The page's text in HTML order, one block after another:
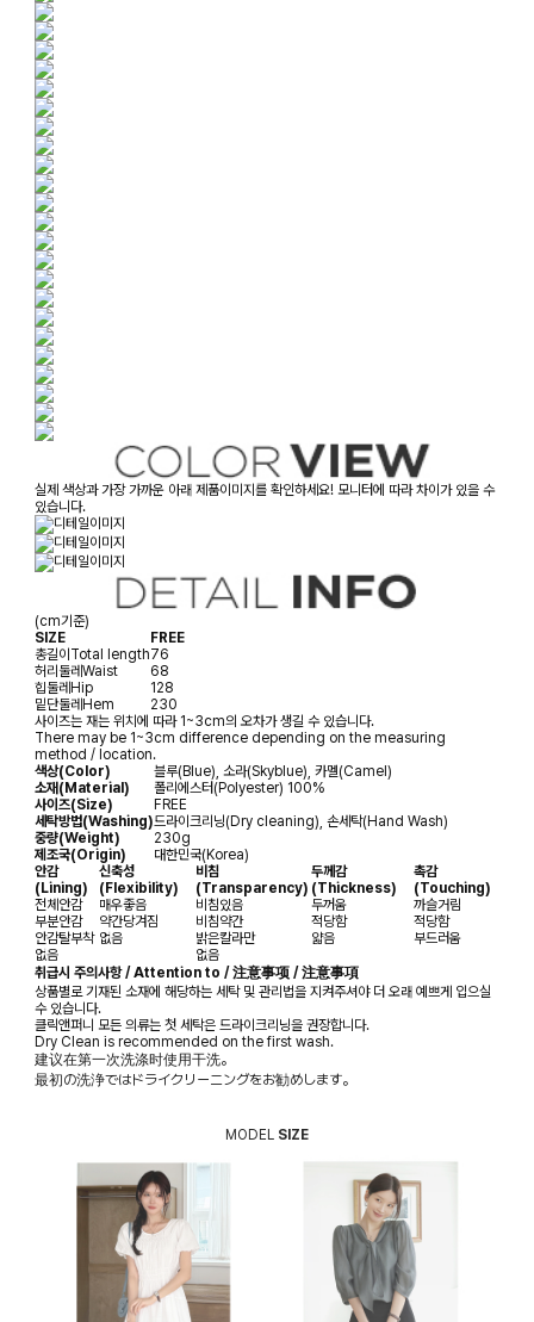
실제 색상과 가장 가까운 아래 제품이미지를 확인하세요! 모니터에 따라 차이가 있을 수
있습니다.
(cm기준)
SIZE
FREE
총길이Total length76
허리둘레Waist
68
힙둘레Hip
128
밑단둘레Hem
230
사이즈는 재는 위치에 따라 1~3cm의 오차가 생길 수 있습니다.
There may be 1~3cm difference depending on the measuring
method / location.
색상(Color)
블루(Blue), 소라(Skyblue), 카멜(Camel)
소재(Material)
폴리에스터(Polyester) 100%
사이즈(Size)
FREE
세탁방법(Washing)드라이크리닝(Dry cleaning), 손세탁(Hand Wash)
중량(Weight)
230g
제조국(Origin)
대한민국(Korea)
안감
(Lining)
신축성
(Flexibility)
비침
(Transparency)
두께감
(Thickness)
촉감
(Touching)
전체안감
매우좋음 비침있음 두꺼움
까슬거림
부분안감
약간당겨짐 비침약간 적당함
적당함
안감탈부착 없음 밝은칼라만 얇음
부드러움
없음
없음
취급시 주의사항 / Attention to / 注意事项 / 注意事項
상품별로 기재된 소재에 해당하는 세탁 및 관리법을 지켜주셔야 더 오래 예쁘게 입으실
수 있습니다.
클릭앤퍼니 모든 의류는 첫 세탁은 드라이크리닝을 권장합니다.
Dry Clean is recommended on the first wash.
建议在第一次洗涤时使用干洗。
最初の洗浄ではドライクリーニングをお勧めします。
MODEL SIZE